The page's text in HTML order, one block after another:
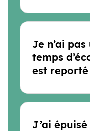
Je n’ai
temps
est reporté
J’ai